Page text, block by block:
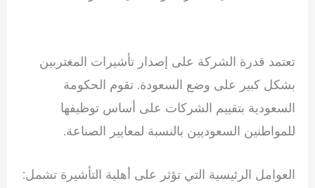
تعتمد قدرة الشركة على إصدار تأشيرات المغتربين
بشكل كبير على وضع السعودة. تقوم الحكومة
السعودية بتقييم الشركات على أساس توظيفها
للمواطنين السعوديين بالنسبة لمعايير الصناعة.
العوامل الرئيسية التي تؤثر على أهلية التأشيرة تشمل: